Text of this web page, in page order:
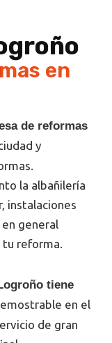
en
de reformas
y
la albañilería
instalaciones
general
tu reforma.
tiene
en el
de gran